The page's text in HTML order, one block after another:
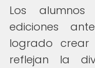
Los
ediciones
logrado crear
reflejan la